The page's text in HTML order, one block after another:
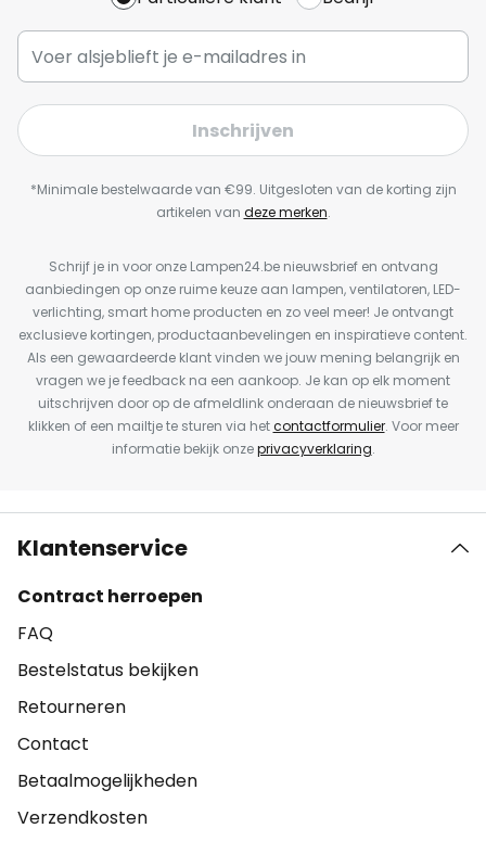
Inschrijven
*Minimale bestelwaarde van €99. Uitgesloten van de korting zijn
artikelen van deze merken.
Schrijf je in voor onze Lampen24.be nieuwsbrief en ontvang
aanbiedingen op onze ruime keuze aan lampen, ventilatoren, LED-
verlichting, smart home producten en zo veel meer! Je ontvangt
exclusieve kortingen, productaanbevelingen en inspiratieve content.
Als een gewaardeerde klant vinden we jouw mening belangrijk en
vragen we je feedback na een aankoop. Je kan op elk moment
uitschrijven door op de afmeldlink onderaan de nieuwsbrief te
klikken of een mailtje te sturen via hetcontactformulier. Voor meer
informatie bekijk onzeprivacyverklaring.
Klantenservice
Contract herroepen
FAQ
Bestelstatus bekijken
Retourneren
Contact
Betaalmogelijkheden
Verzendkosten